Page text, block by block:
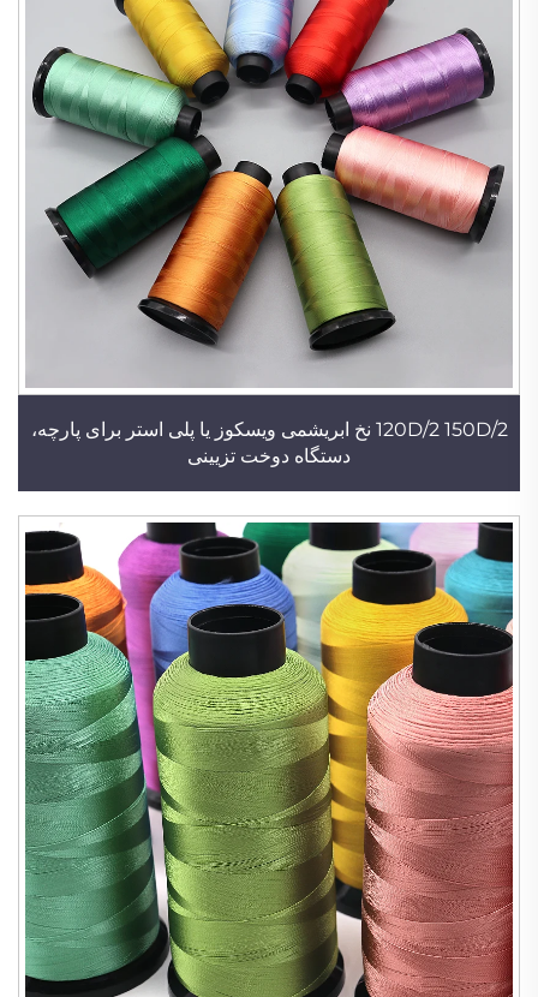
120D/2 150D/2 نخ ابریشمی ویسکوز یا پلی استر برای پارچه،
دستگاه دوخت تزیینی